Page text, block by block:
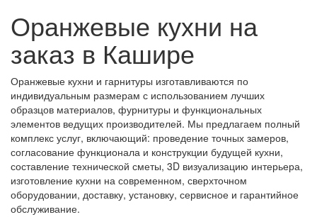
Оранжевые кухни на
заказ в Кашире
Оранжевые кухни и гарнитуры изготавливаются по
индивидуальным размерам с использованием лучших
образцов материалов, фурнитуры и функциональных
элементов ведущих производителей. Мы предлагаем полный
комплекс услуг, включающий: проведение точных замеров,
согласование функционала и конструкции будущей кухни,
составление технической сметы, 3D визуализацию интерьера,
изготовление кухни на современном, сверхточном
оборудовании, доставку, установку, сервисное и гарантийное
обслуживание.